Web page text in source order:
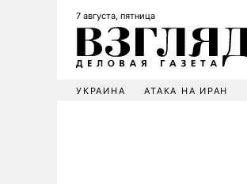
7 августа, пятница
УКРАИНА АТАКА НА ИРАН